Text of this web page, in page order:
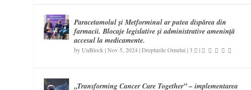
Paracetamolul și Metforminul ar putea dispărea din
farmacii. Blocaje legislative și administrative amenință
accesul la medicamente.
byUnBlock |Nov 5, 2024|Drepturile Omului |3 |
„Transforming Cancer Care Together” – implementarea